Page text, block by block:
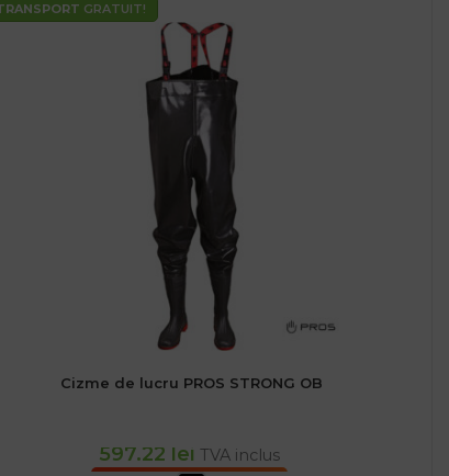
GRATUIT!
Cizme de lucru PROS STRONG OB
597.22 lei TVA inclus